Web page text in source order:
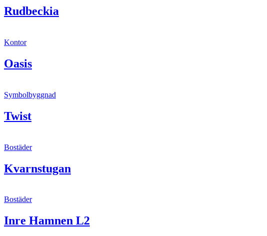
Rudbeckia
Kontor
Oasis
Symbolbyggnad
Twist
Bostäder
Kvarnstugan
Bostäder
Inre Hamnen L2